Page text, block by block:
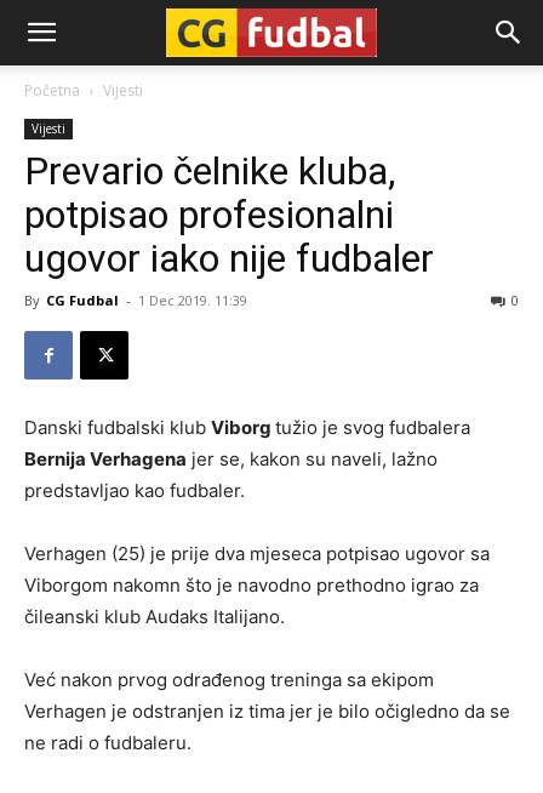
CG-
Fudbal
Početna Vijesti
Vijesti
Prevario čelnike kluba,
potpisao profesionalni
ugovor iako nije fudbaler
By CG Fudbal - 1 Dec 2019. 11:39 0
Danski fudbalski klub Viborg tužio je svog fudbalera
Bernija Verhagena jer se, kakon su naveli, lažno
predstavljao kao fudbaler.
Verhagen (25) je prije dva mjeseca potpisao ugovor sa
Viborgom nakomn što je navodno prethodno igrao za
čileanski klub Audaks Italijano.
Već nakon prvog odrađenog treninga sa ekipom
Verhagen je odstranjen iz tima jer je bilo očigledno da se
ne radi o fudbaleru.